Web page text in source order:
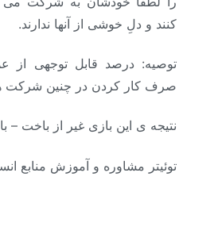
کنند و دلِ خوشی از آنها ندارند.
توصیه: درصد قابل توجهی از
صرف کار کردن در چنین شرکت
نتیجه ی این بازی غیر از باخت
توئیتر مشاوره و آموزش منابع